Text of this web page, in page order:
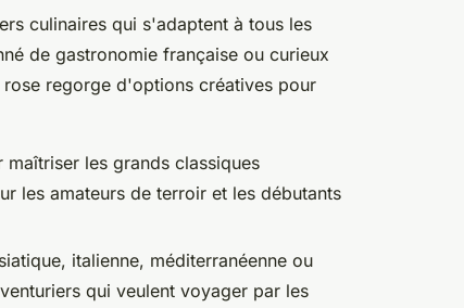
culinaires qui s'adaptent à tous les
de gastronomie française ou curieux
regorge d'options créatives pour
maîtriser les grands classiques
les amateurs de terroir et les débutants
italienne, méditerranéenne ou
qui veulent voyager par les